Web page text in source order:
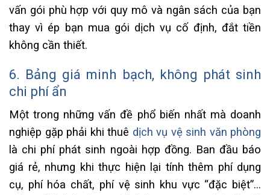
vấn gói phù hợp với quy mô và ngân sách của bạn
thay vì ép bạn mua gói dịch vụ cố định, đắt tiền
không cần thiết.
6. Bảng giá minh bạch, không phát sinh
chi phí ẩn
Một trong những vấn đề phổ biến nhất mà doanh
nghiệp gặp phải khi thuê dịch vụ vệ sinh văn phòng
là chi phí phát sinh ngoài hợp đồng. Ban đầu báo
giá rẻ, nhưng khi thực hiện lại tính thêm phí dụng
cụ, phí hóa chất, phí vệ sinh khu vực “đặc biệt”…